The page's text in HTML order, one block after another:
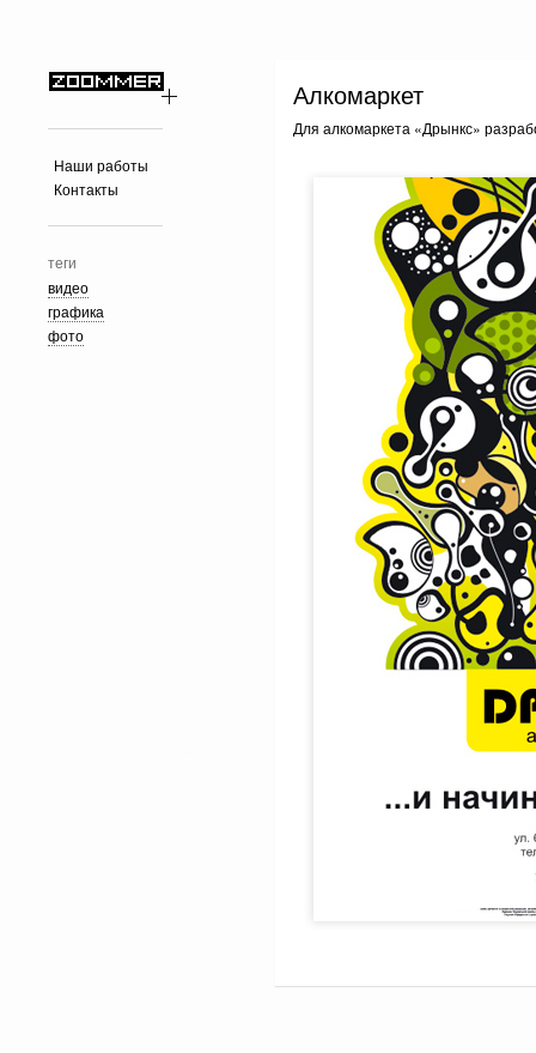
Наши работы
Контакты
теги
видео
графика
фото
Алкомаркет
Для алкомаркета «Дрынкс»